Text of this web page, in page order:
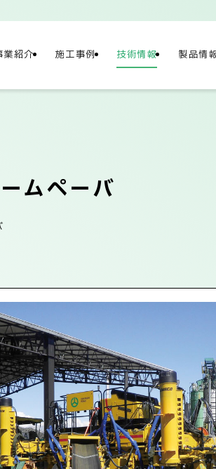
社概要
ステナビリティ
業紹介 施工事例 技術情報 製品情
ムペーバ